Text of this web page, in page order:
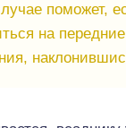
поможет,
на